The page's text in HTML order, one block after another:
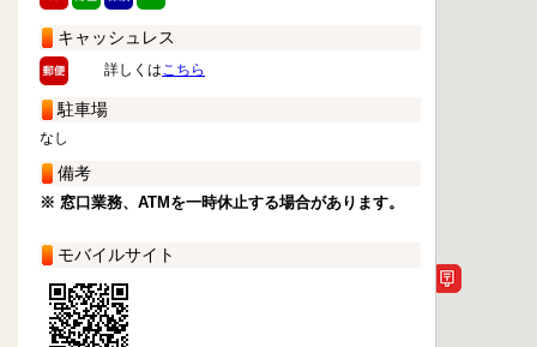
キャッシュレス
詳しくはこちら
駐車場
なし
備考
※ 窓口業務、ATMを一時休止する場合があります。
モバイルサイト